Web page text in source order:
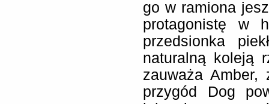
go w ramiona
protagonistę w
przedsionka
naturalną koleją
zauważa Amber,
przygód Dog